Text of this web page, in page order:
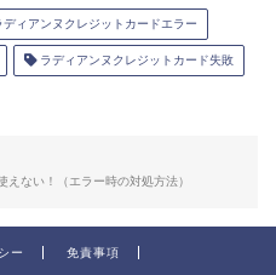
ィアンヌクレジットカードエラー
ラディアンヌクレジットカード失敗
ない！（エラー時の対処方法）
ー 免責事項